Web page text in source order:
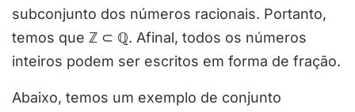
subconjunto dos números racionais. Portanto,
temos que ℤ ⊂ ℚ. Afinal, todos os números
inteiros podem ser escritos em forma de fração.
Abaixo, temos um exemplo de conjunto